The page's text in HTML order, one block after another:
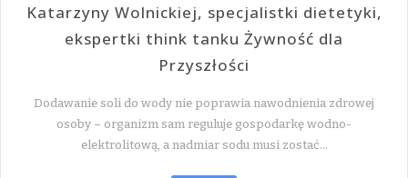
Katarzyny Wolnickiej, specjalistki dietetyki,
ekspertki think tanku Żywność dla
Przyszłości
Dodawanie soli do wody nie poprawia nawodnienia zdrowej
osoby – organizm sam reguluje gospodarkę wodno-
elektrolitową, a nadmiar sodu musi zostać…